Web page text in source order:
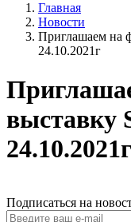
Главная
Новости
Приглашаем на
24.10.2021г
выставку
24.10.2021г
Подписаться на